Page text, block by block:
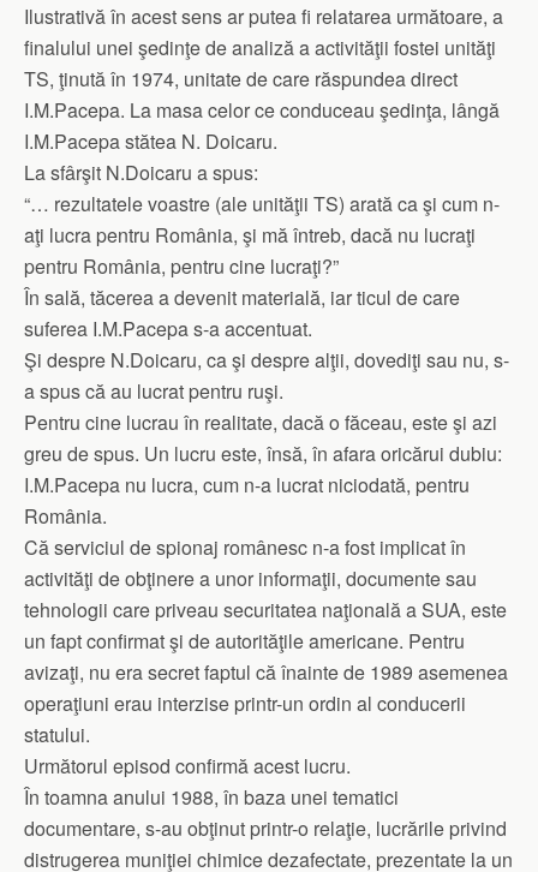
Ilustrativă în acest sens ar putea fi relatarea următoare, a
finalului unei şedinţe de analiză a activităţii fostei unităţi
TS, ţinută în 1974, unitate de care răspundea direct
I.M.Pacepa. La masa celor ce conduceau şedinţa, lângă
I.M.Pacepa stătea N. Doicaru.
La sfârşit N.Doicaru a spus:
“… rezultatele voastre (ale unităţii TS) arată ca şi cum n-
aţi lucra pentru România, şi mă întreb, dacă nu lucraţi
pentru România, pentru cine lucraţi?”
În sală, tăcerea a devenit materială, iar ticul de care
suferea I.M.Pacepa s-a accentuat.
Şi despre N.Doicaru, ca şi despre alţii, dovediţi sau nu, s-
a spus că au lucrat pentru ruşi.
Pentru cine lucrau în realitate, dacă o făceau, este şi azi
greu de spus. Un lucru este, însă, în afara oricărui dubiu:
I.M.Pacepa nu lucra, cum n-a lucrat niciodată, pentru
România.
Că serviciul de spionaj românesc n-a fost implicat în
activităţi de obţinere a unor informaţii, documente sau
tehnologii care priveau securitatea naţională a SUA, este
un fapt confirmat şi de autorităţile americane. Pentru
avizaţi, nu era secret faptul că înainte de 1989 asemenea
operaţiuni erau interzise printr-un ordin al conducerii
statului.
Următorul episod confirmă acest lucru.
În toamna anului 1988, în baza unei tematici
documentare, s-au obţinut printr-o relaţie, lucrările privind
distrugerea muniţiei chimice dezafectate, prezentate la un